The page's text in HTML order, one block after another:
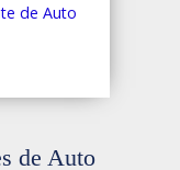
de Auto
de Auto